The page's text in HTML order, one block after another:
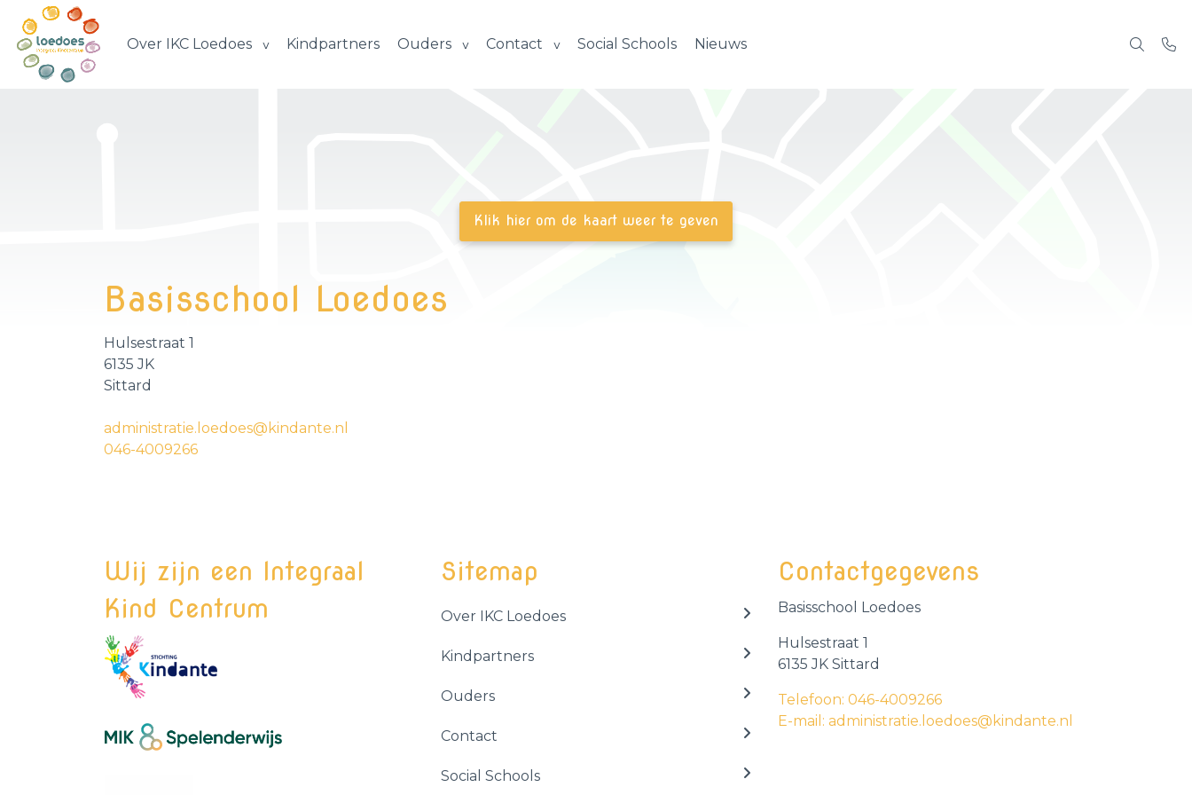
Over IKC Loedoes Kindpartners Ouders Contact Social Schools Nieuws
Basisschool Loedoes
Hulsestraat 1
6135 JK
Sittard
administratie.loedoes@kindante.nl
046-4009266
Wij zijn een Integraal
Kind Centrum
Sitemap
Over IKC Loedoes
Kindpartners
Ouders
Contact
Social Schools
Contactgegevens
Basisschool Loedoes
Hulsestraat 1
6135 JK Sittard
Telefoon: 046-4009266
E-mail: administratie.loedoes@kindante.nl